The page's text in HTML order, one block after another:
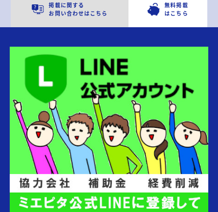
掲載に関する
お問い合わせはこちら
無料掲載
はこちら